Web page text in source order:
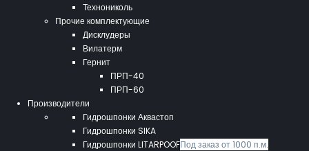
Технониколь
Прочие комплектующие
Дисклудеры
Вилатерм
Гернит
ПРП-40
ПРП-60
Производители
Гидрошпонки Аквастоп
Гидрошпонки SIKA
Гидрошпонки LITARPOOFПод заказ от 1000 п.м.